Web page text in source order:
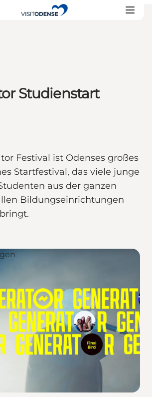
Studienstart
Festival ist Odenses großes
Startfestival, das viele junge
aus der ganzen
Bildungseinrichtungen